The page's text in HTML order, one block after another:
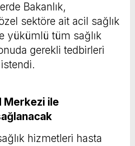
Bakanlık,
sektöre ait acil sağlık
yükümlü tüm sağlık
gerekli tedbirleri
Merkezi ile
hizmetleri hasta